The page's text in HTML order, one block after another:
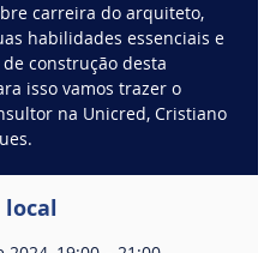
carreira do arquiteto,
habilidades essenciais e
construção desta
isso vamos trazer o
na Unicred, Cristiano